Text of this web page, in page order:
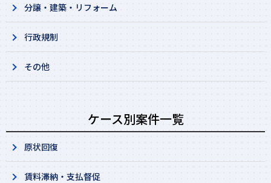
分譲・建築・リフォーム
行政規制
その他
ケース別案件一覧
原状回復
賃料滞納・支払督促